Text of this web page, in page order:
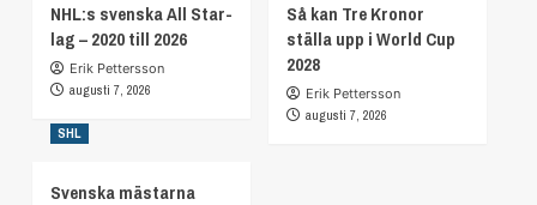
NHL:s svenska All Star-
lag – 2020 till 2026
Erik Pettersson
augusti 7, 2026
Så kan Tre Kronor
ställa upp i World Cup
2028
Erik Pettersson
augusti 7, 2026
SHL
Svenska mästarna